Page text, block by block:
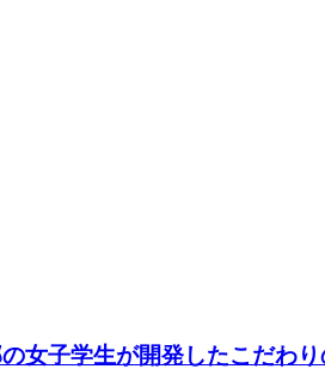
女子学生が開発したこだわ